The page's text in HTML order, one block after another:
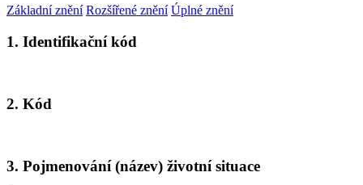
Základní znění Rozšířené znění Úplné znění
1. Identifikační kód
2. Kód
3. Pojmenování (název) životní situace